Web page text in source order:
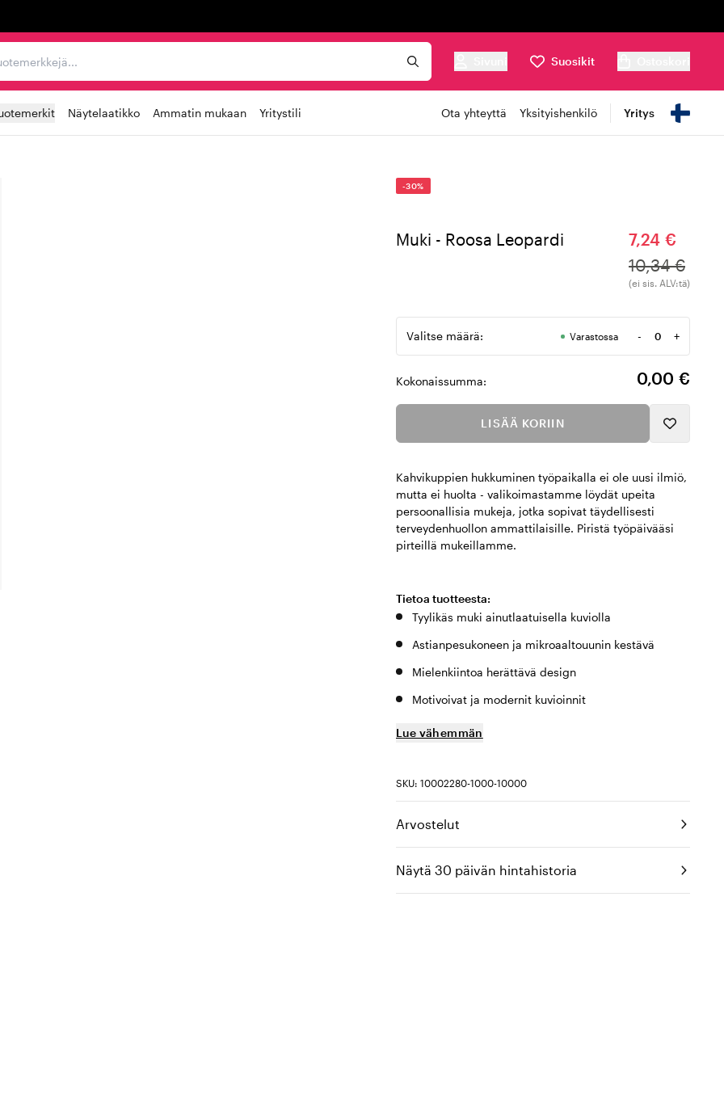
tuotemerkkejä...
Suosikit
Näytelaatikko Ammatin mukaan Yritystili Ota yhteyttä Yksityishenkilö Yritys
-30%
Muki - Roosa Leopardi
7,24 €
10,34 €
(ei sis. ALV:tä)
Valitse määrä: Varastossa -
Määrä
+
Kokonaissumma: 0,00 €
LISÄÄ KORIIN
Kahvikuppien hukkuminen työpaikalla ei ole uusi ilmiö,
mutta ei huolta - valikoimastamme löydät upeita
persoonallisia mukeja, jotka sopivat täydellisesti
terveydenhuollon ammattilaisille. Piristä työpäivääsi
pirteillä mukeillamme.
Tietoa tuotteesta:
Tyylikäs muki ainutlaatuisella kuviolla
Astianpesukoneen ja mikroaaltouunin kestävä
Mielenkiintoa herättävä design
Motivoivat ja modernit kuvioinnit
Lue vähemmän
SKU: 10002280-1000-10000
Arvostelut
Näytä 30 päivän hintahistoria